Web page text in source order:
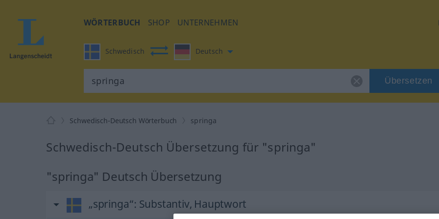
WÖRTERBUCH SHOP UNTERNEHMEN
Schwedisch Deutsch
Übersetzen
Schwedisch-Deutsch Wörterbuch springa
Schwedisch-Deutsch Übersetzung für "springa"
"springa" Deutsch Übersetzung
„springa“: Substantiv, Hauptwort